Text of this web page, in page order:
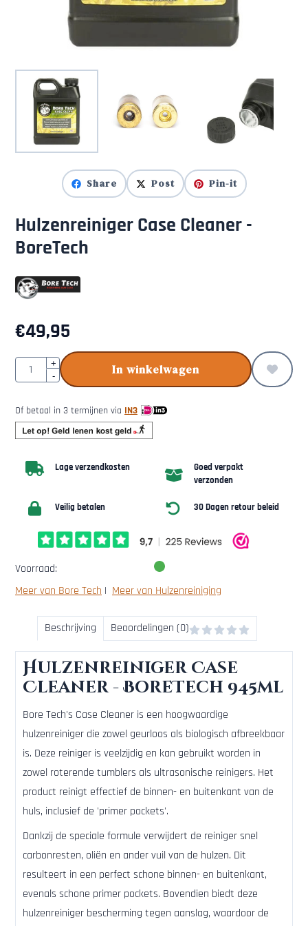
Share Post Pin-it
Hulzenreiniger Case Cleaner -
BoreTech
€49,95
Aantal
+
-
In winkelwagen
Of betaal in 3 termijnen via IN3
Lage verzendkosten
Goed verpakt
verzonden
Veilig betalen 30 Dagen retour beleid
Voorraad:
Meer van Bore Tech | Meer van Hulzenreiniging
Beschrijving Beoordelingen (0)
Hulzenreiniger Case
Cleaner - BoreTech 945ml
Bore Tech's Case Cleaner is een hoogwaardige
hulzenreiniger die zowel geurloos als biologisch afbreekbaar
is. Deze reiniger is veelzijdig en kan gebruikt worden in
zowel roterende tumblers als ultrasonische reinigers. Het
product reinigt effectief de binnen- en buitenkant van de
huls, inclusief de 'primer pockets'.
Dankzij de speciale formule verwijdert de reiniger snel
carbonresten, oliën en ander vuil van de hulzen. Dit
resulteert in een perfect schone binnen- en buitenkant,
evenals schone primer pockets. Bovendien biedt deze
hulzenreiniger bescherming tegen aanslag, waardoor de